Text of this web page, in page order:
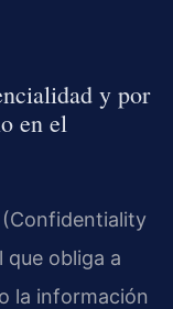
y por
en el
obliga a
la información